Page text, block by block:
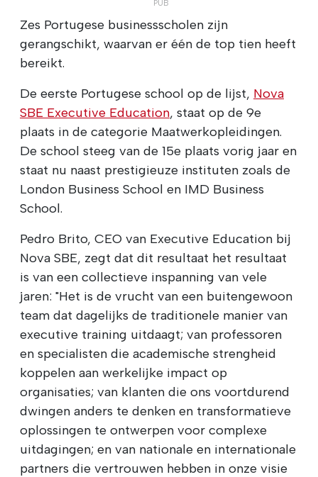
Zes Portugese businessscholen zijn
gerangschikt, waarvan er één de top tien heeft
bereikt.
De eerste Portugese school op de lijst, Nova
SBE Executive Education, staat op de 9e
plaats in de categorie Maatwerkopleidingen.
De school steeg van de 15e plaats vorig jaar en
staat nu naast prestigieuze instituten zoals de
London Business School en IMD Business
School.
Pedro Brito, CEO van Executive Education bij
Nova SBE, zegt dat dit resultaat het resultaat
is van een collectieve inspanning van vele
jaren: "Het is de vrucht van een buitengewoon
team dat dagelijks de traditionele manier van
executive training uitdaagt; van professoren
en specialisten die academische strengheid
koppelen aan werkelijke impact op
organisaties; van klanten die ons voortdurend
dwingen anders te denken en transformatieve
oplossingen te ontwerpen voor complexe
uitdagingen; en van nationale en internationale
partners die vertrouwen hebben in onze visie